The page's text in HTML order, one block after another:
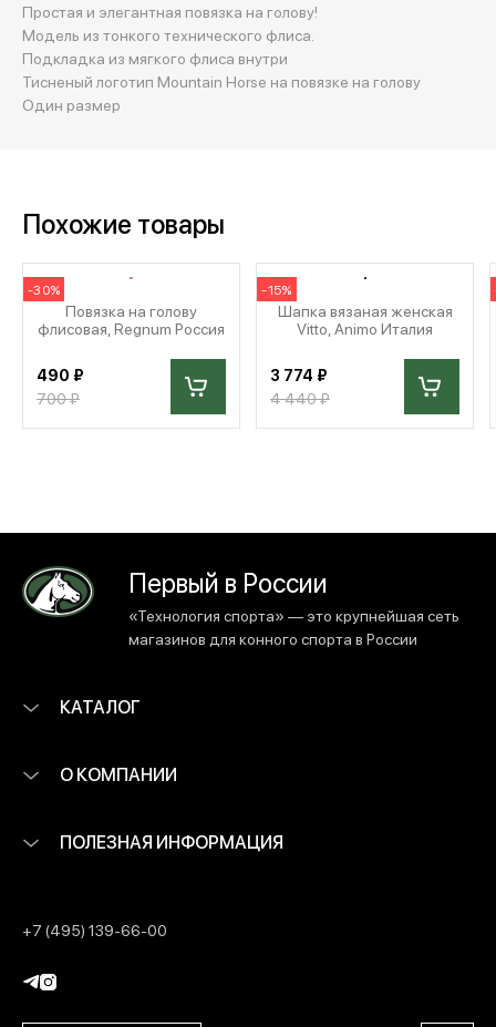
Простая и элегантная повязка на голову!
Модель из тонкого технического флиса.
Подкладка из мягкого флиса внутри
Тисненый логотип Mountain Horse на повязке на голову
Один размер
Похожие товары
-30%
Повязка на голову
флисовая, Regnum Россия
490 ₽
700 ₽
-15%
Шапка вязаная женская
Vitto, Animo Италия
3 774 ₽
4 440 ₽
Первый в России
«Технология спорта» — это крупнейшая сеть
магазинов для конного спорта в России
КАТАЛОГ
О КОМПАНИИ
ПОЛЕЗНАЯ ИНФОРМАЦИЯ
+7 (495) 139-66-00